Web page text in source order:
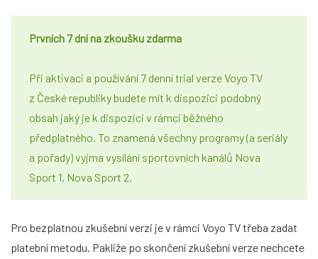
Prvních 7 dní na zkoušku zdarma
Při aktivaci a používání 7 denní trial verze Voyo TV
z České republiky budete mít k dispozici podobný
obsah jaký je k dispozici v rámci běžného
předplatného. To znamená všechny programy (a seriály
a pořady) vyjma vysílání sportovních kanálů Nova
Sport 1, Nova Sport 2.
Pro bezplatnou zkušební verzi je v rámci Voyo TV třeba zadat
platební metodu. Pakliže po skončení zkušební verze nechcete